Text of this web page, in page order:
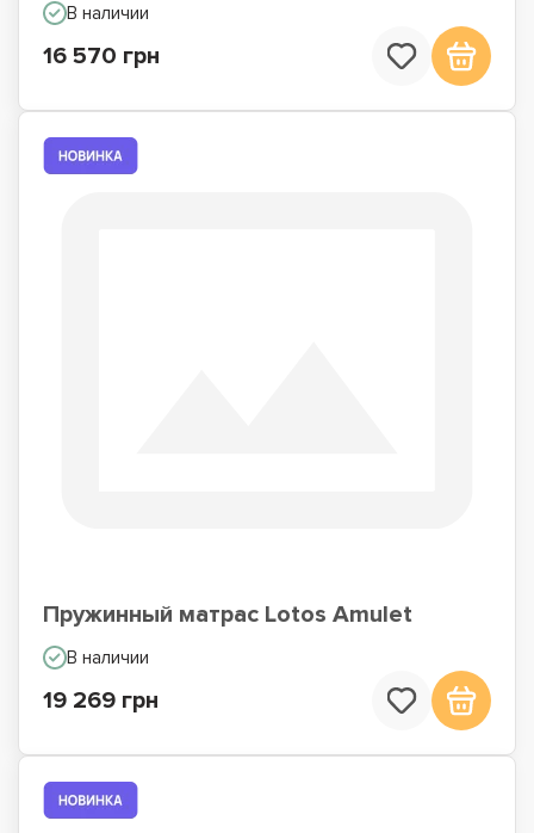
В наличии
16 570 грн
Пружинный матрас Lotos Amulet
В наличии
19 269 грн